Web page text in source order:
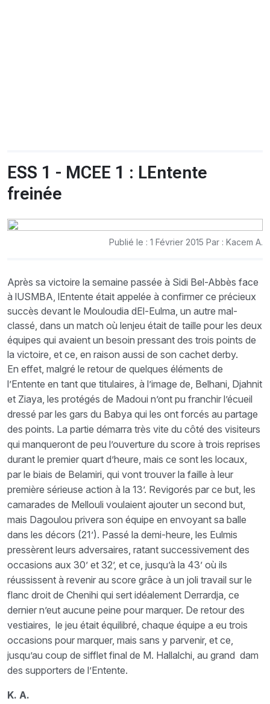
ESS 1 - MCEE 1 : LEntente
freinée
Publié le : 1 Février 2015 Par : Kacem A.
Après sa victoire la semaine passée à Sidi Bel-Abbès face
à lUSMBA, lEntente était appelée à confirmer ce précieux
succès devant le Mouloudia dEl-Eulma, un autre mal-
classé, dans un match où lenjeu était de taille pour les deux
équipes qui avaient un besoin pressant des trois points de
la victoire, et ce, en raison aussi de son cachet derby.
En effet, malgré le retour de quelques éléments de
l’Entente en tant que titulaires, à l’image de, Belhani, Djahnit
et Ziaya, les protégés de Madoui n’ont pu franchir l’écueil
dressé par les gars du Babya qui les ont forcés au partage
des points. La partie démarra très vite du côté des visiteurs
qui manqueront de peu l’ouverture du score à trois reprises
durant le premier quart d’heure, mais ce sont les locaux,
par le biais de Belamiri, qui vont trouver la faille à leur
première sérieuse action à la 13’. Revigorés par ce but, les
camarades de Mellouli voulaient ajouter un second but,
mais Dagoulou privera son équipe en envoyant sa balle
dans les décors (21’). Passé la demi-heure, les Eulmis
pressèrent leurs adversaires, ratant successivement des
occasions aux 30’ et 32’, et ce, jusqu’à la 43’ où ils
réussissent à revenir au score grâce à un joli travail sur le
flanc droit de Chenihi qui sert idéalement Derrardja, ce
dernier n’eut aucune peine pour marquer. De retour des
vestiaires, le jeu était équilibré, chaque équipe a eu trois
occasions pour marquer, mais sans y parvenir, et ce,
jusqu’au coup de sifflet final de M. Hallalchi, au grand dam
des supporters de l’Entente.
K. A.